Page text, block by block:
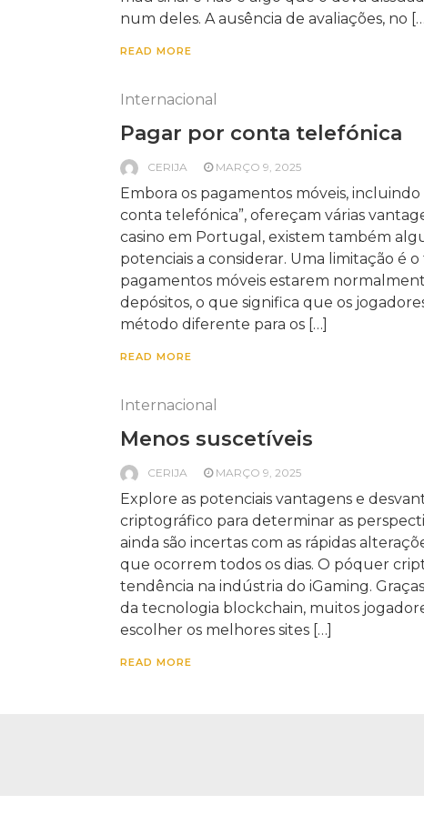
num deles. A ausência de avaliações, no
READ MORE
Internacional
Pagar por conta telefónica
CERIJA MARÇO 9, 2025
Embora os pagamentos móveis,
conta telefónica”, ofereçam várias
casino em Portugal, existem também
potenciais a considerar. Uma limitação é
pagamentos móveis estarem
depósitos, o que significa que os
método diferente para os […]
READ MORE
Internacional
Menos suscetíveis
CERIJA MARÇO 9, 2025
Explore as potenciais vantagens e
criptográfico para determinar as
ainda são incertas com as rápidas
que ocorrem todos os dias. O póquer
tendência na indústria do iGaming.
da tecnologia blockchain, muitos
escolher os melhores sites […]
READ MORE